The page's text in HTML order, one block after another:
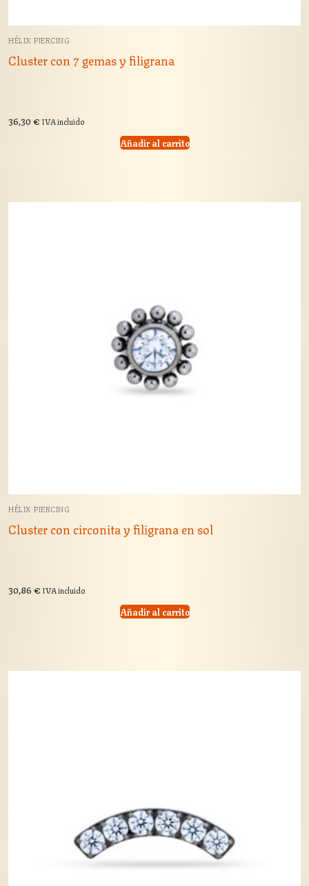
HÉLIX PIERCING
Cluster con 7 gemas y filigrana
36,30€ IVA incluido
Añadir al carrito
HÉLIX PIERCING
Cluster con circonita y filigrana en sol
30,86€ IVA incluido
Añadir al carrito